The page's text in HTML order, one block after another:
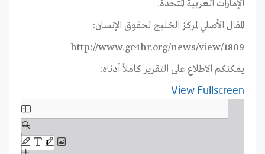
الإمارات العربية المتحدة.
المقال الأصلي لمركز الخليج لحقوق الإنسان:
http://www.gc4hr.org/news/view/1809
يمكنكم الاطلاع على التقرير كاملاً أدناه:
View Fullscreen